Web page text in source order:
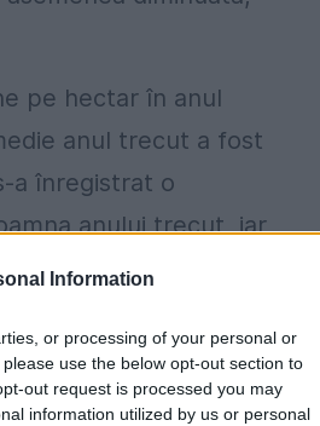
Information
or processing of your personal or
use the below opt-out section to
out request is processed you may
information utilized by us or personal
pe hectar în anul
anul trecut a fost
a înregistrat o
anului trecut, iar
în anumite zone
puternic